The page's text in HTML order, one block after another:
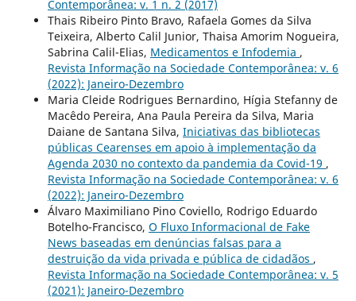
Contemporânea: v. 1 n. 2 (2017)
Thais Ribeiro Pinto Bravo, Rafaela Gomes da Silva
Teixeira, Alberto Calil Junior, Thaisa Amorim Nogueira,
Sabrina Calil-Elias, Medicamentos e Infodemia ,
Revista Informação na Sociedade Contemporânea: v. 6
(2022): Janeiro-Dezembro
Maria Cleide Rodrigues Bernardino, Hígia Stefanny de
Macêdo Pereira, Ana Paula Pereira da Silva, Maria
Daiane de Santana Silva, Iniciativas das bibliotecas
públicas Cearenses em apoio à implementação da
Agenda 2030 no contexto da pandemia da Covid-19 ,
Revista Informação na Sociedade Contemporânea: v. 6
(2022): Janeiro-Dezembro
Álvaro Maximiliano Pino Coviello, Rodrigo Eduardo
Botelho-Francisco, O Fluxo Informacional de Fake
News baseadas em denúncias falsas para a
destruição da vida privada e pública de cidadãos ,
Revista Informação na Sociedade Contemporânea: v. 5
(2021): Janeiro-Dezembro